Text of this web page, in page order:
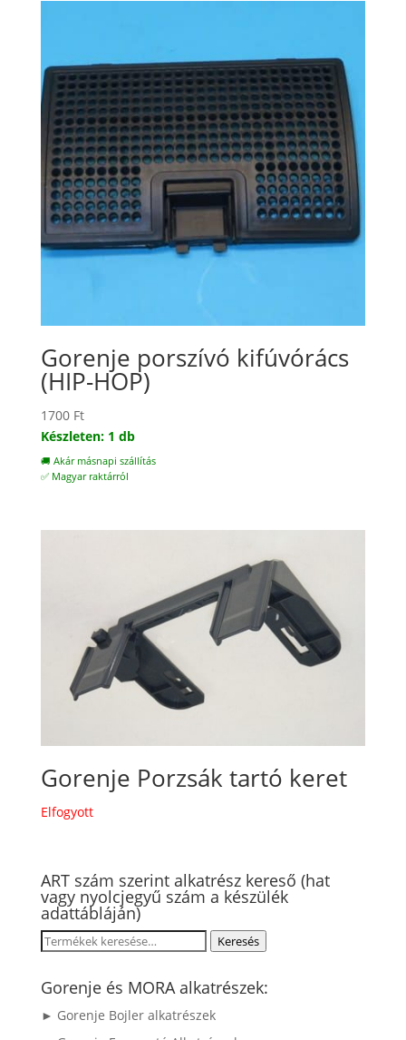
Gorenje porszívó kifúvórács
(HIP-HOP)
1700 Ft
Készleten: 1 db
🚚 Akár másnapi szállítás
✅ Magyar raktárról
Gorenje Porzsák tartó keret
Elfogyott
ART szám szerint alkatrész kereső (hat
vagy nyolcjegyű szám a készülék
adattábláján)
Keresés
következőre:
Keresés
Gorenje és MORA alkatrészek:
► Gorenje Bojler alkatrészek